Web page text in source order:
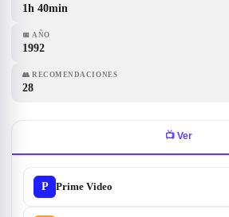
1h 40min
📅 AÑO
1992
👥 RECOMENDACIONES
28
📺 Ver
P Prime Video